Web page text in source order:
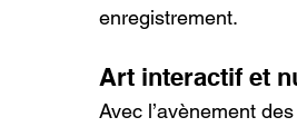
enregistrement.
Art interactif et
Avec l’avènement